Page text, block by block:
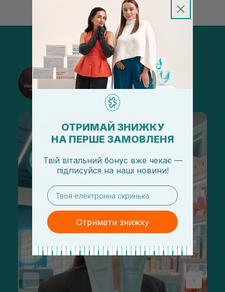
@sisters_stelmakh в Instagram
Підписатися
ОТРИМАЙ ЗНИЖКУ
НА ПЕРШЕ ЗАМОВЛЕНЯ
Твій вітальний бонус вже чекає —
підписуйся на наші новини!
email
Отримати знижку